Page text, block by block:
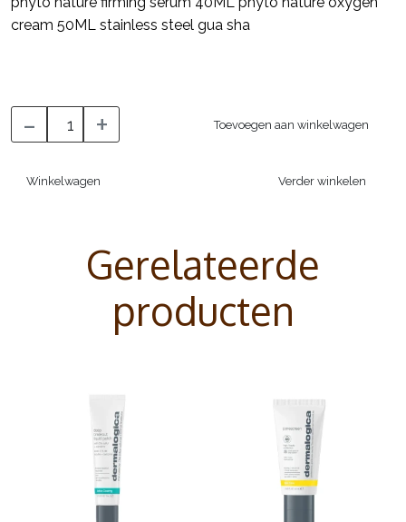
cream 50ML stainless steel gua sha
- + Toevoegen aan winkelwagen
Winkelwagen Verder winkelen
Gerelateerde
producten